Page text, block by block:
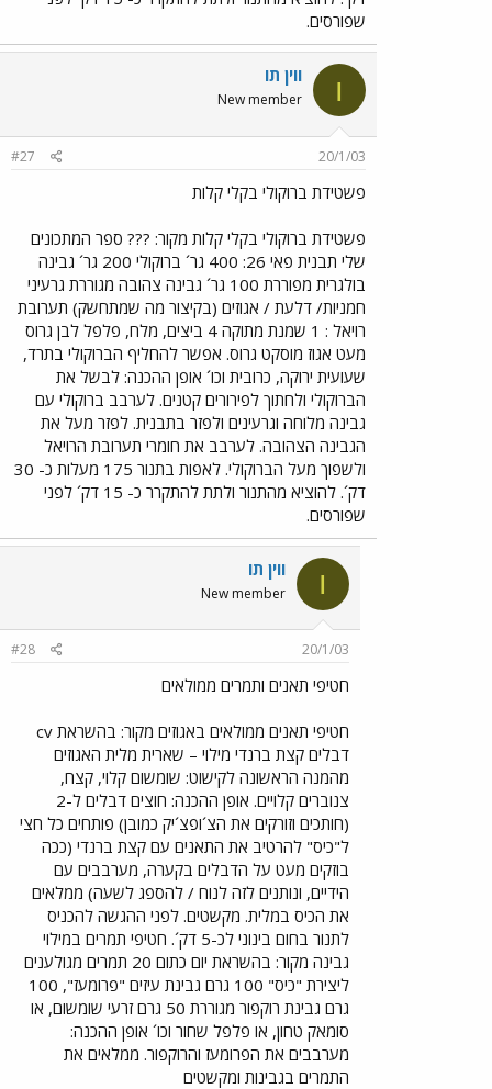
שפורסים.
ו ווין תו
New member
20/1/03
#27
פשטידת ברוקולי בקלי קלות
פשטידת ברוקולי בקלי קלות מקור: ??? ספר המתכונים
שלי תבנית פאי 26: 400 גר´ ברוקולי 200 גר´ גבינה
בולגרית מפוררת 100 גר´ גבינה צהובה מגוררת גרעיני
חמניות/ דלעת / אגוזים (בקיצור מה שמתחשק) תערובת
רויאל : 1 שמנת מתוקה 4 ביצים, מלח, פלפל לבן גרוס
מעט אגוז מוסקט גרוס. אפשר להחליף הברוקולי בתרד,
שעועית ירוקה, כרובית וכו´ אופן ההכנה: לבשל את
הברוקולי ולחתוך לפירורים קטנים. לערבב ברוקולי עם
גבינה מלוחה וגרעינים ולפזר בתבנית. לפזר מעל את
הגבינה הצהובה. לערבב את חומרי תערובת הרויאל
ולשפוך מעל הברוקולי. לאפות בתנור 175 מעלות כ- 30
דק´. להוציא מהתנור ולתת להתקרר כ- 15 דק´ לפני
שפורסים.
ו ווין תו
New member
20/1/03
#28
חטיפי תאנים ותמרים ממולאים
חטיפי תאנים ממולאים באגוזים מקור: בהשראת cv
דבלים קצת ברנדי מילוי – שארית מלית האגוזים
מהמנה הראשונה לקישוט: שומשום קלוי, קצח,
צנוברים קלויים. אופן ההכנה: חוצים דבלים ל-2
(חותכים וזורקים את הצ´ופצ´יק כמובן) פותחים כל חצי
ל"כיס" להרטיב את התאנים עם קצת ברנדי (ככה
בוזקים מעט על הדבלים בקערה, מערבבים עם
הידיים, ונותנים לזה לנוח / להספג לשעה) ממלאים
את הכיס במלית. מקשטים. לפני ההגשה להכניס
לתנור בחום בינוני לכ-5 דק´. חטיפי תמרים במילוי
גבינה מקור: בהשראת יום כתום 20 תמרים מגולענים
ליצירת "כיס" 100 גרם גבינת עיזים "פרומעז", 100
גרם גבינת רוקפור מגוררת 50 גרם זרעי שומשום, או
סומאק טחון, או פלפל שחור וכו´ אופן ההכנה:
מערבבים את הפרומעז והרוקפור. ממלאים את
התמרים בגבינות ומקשטים